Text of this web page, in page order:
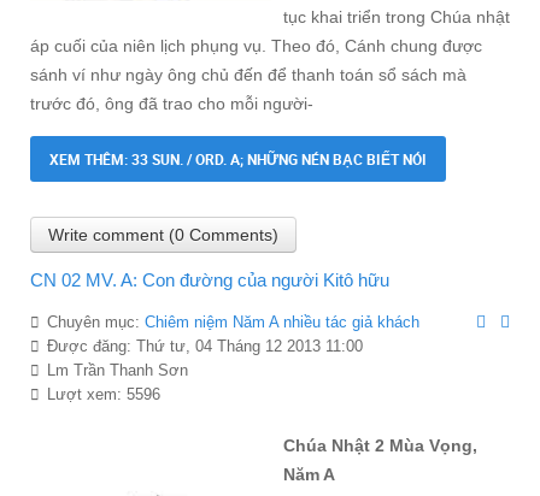
tục khai triển trong Chúa nhật
áp cuối của niên lịch phụng vụ. Theo đó, Cánh chung được
sánh ví như ngày ông chủ đến để thanh toán sổ sách mà
trước đó, ông đã trao cho mỗi người-
XEM THÊM: 33 SUN. / ORD. A; NHỮNG NÉN BẠC BIẾT NÓI
Write comment (0 Comments)
CN 02 MV. A: Con đường của người Kitô hữu
Chuyên mục: Chiêm niệ̣m Năm A nhiều tác giả khách
Được đăng: Thứ tư, 04 Tháng 12 2013 11:00
Lm Trần Thanh Sơn
Lượt xem: 5596
Chúa Nhật 2 Mùa Vọng,
Năm A